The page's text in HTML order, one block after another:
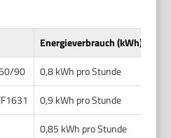
Energieverbrauch (kWh)
90
0,8 kWh pro Stunde
0,9 kWh pro Stunde
0,85 kWh pro Stunde